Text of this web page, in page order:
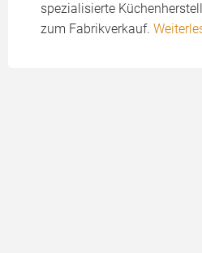
spezialisierte
zum Fabrikverkauf.